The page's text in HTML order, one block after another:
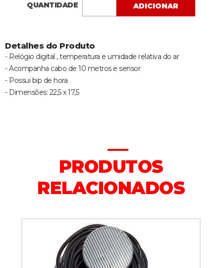
QUANTIDADE ADICIONAR
Detalhes do Produto
- Relógio digital , temperatura e umidade relativa do ar
- Acompanha cabo de 10 metros e sensor
- Possui bip de hora
- Dimensões: 22,5 x 17,5
PRODUTOS
RELACIONADOS